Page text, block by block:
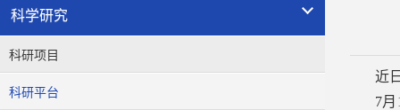
科学研究
科研项目
科研平台
近
7